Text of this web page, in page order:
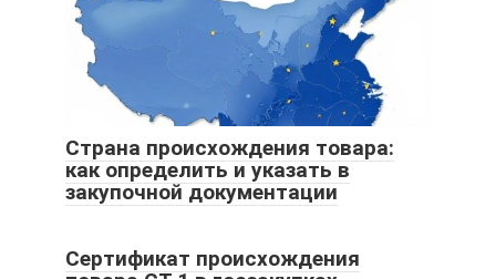
Страна происхождения товара:
как определить и указать в
закупочной документации
Сертификат происхождения